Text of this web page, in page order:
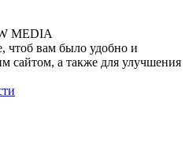
MEDIA
чтоб вам было удобно и
сайтом, а также для улучшения